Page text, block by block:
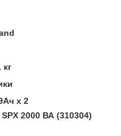
кг
х 2
2000 ВА (310304)